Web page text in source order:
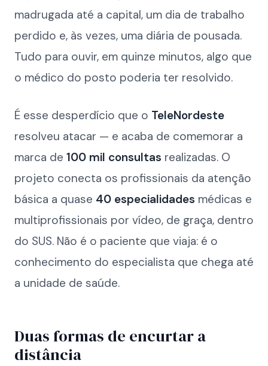
madrugada até a capital, um dia de trabalho
perdido e, às vezes, uma diária de pousada.
Tudo para ouvir, em quinze minutos, algo que
o médico do posto poderia ter resolvido.
É esse desperdício que o TeleNordeste
resolveu atacar — e acaba de comemorar a
marca de 100 mil consultas realizadas. O
projeto conecta os profissionais da atenção
básica a quase 40 especialidades médicas e
multiprofissionais por vídeo, de graça, dentro
do SUS. Não é o paciente que viaja: é o
conhecimento do especialista que chega até
a unidade de saúde.
Duas formas de encurtar a
distância